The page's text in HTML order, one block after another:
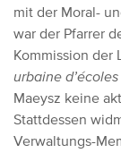
mit der Moral-
war der Pfarrer
Kommission der
urbaine
Maeysz keine
Stattdessen
Verwaltungs-